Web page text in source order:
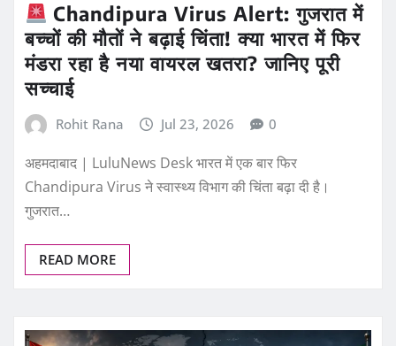
Chandipura Virus Alert: गुजरात में
बच्चों की मौतों ने बढ़ाई चिंता! क्या भारत में फिर
मंडरा रहा है नया वायरल खतरा? जानिए पूरी
सच्चाई
Rohit Rana Jul 23, 2026 0
अहमदाबाद | LuluNews Desk भारत में एक बार फिर
Chandipura Virus ने स्वास्थ्य विभाग की चिंता बढ़ा दी है।
गुजरात…
READ MORE